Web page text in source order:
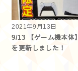
2021年9月13日
9/13 【ゲーム機本体
を更新しました！